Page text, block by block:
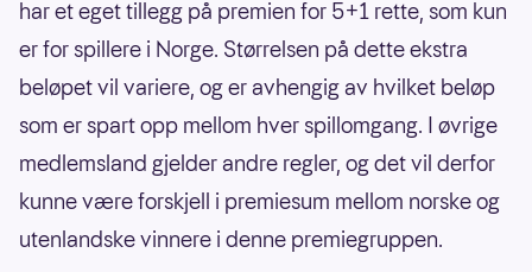
har et eget tillegg på premien for 5+1 rette, som kun
er for spillere i Norge. Størrelsen på dette ekstra
beløpet vil variere, og er avhengig av hvilket beløp
som er spart opp mellom hver spillomgang. I øvrige
medlemsland gjelder andre regler, og det vil derfor
kunne være forskjell i premiesum mellom norske og
utenlandske vinnere i denne premiegruppen.